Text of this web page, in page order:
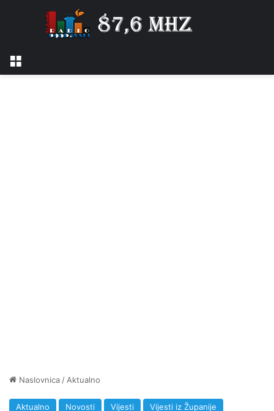
Naslovnica / Aktualno
Aktualno Novosti Vijesti Vijesti iz Županije